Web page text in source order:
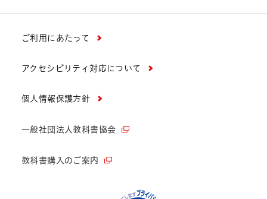
ご利用にあたって
アクセシビリティ対応について
個人情報保護方針
一般社団法人教科書協会
教科書購入のご案内